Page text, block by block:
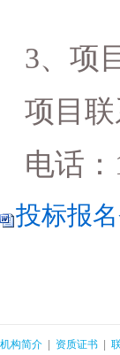
3、项
项目联
电话：
投标报
机构简介 资质证书